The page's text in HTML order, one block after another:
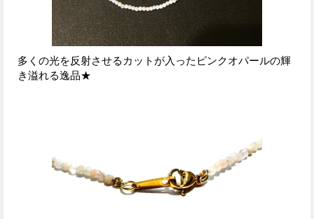
多くの光を反射させるカットが入ったピンクオパールの輝
き溢れる逸品★